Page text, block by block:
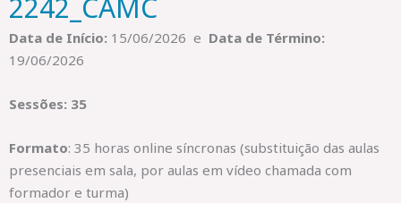
2242_CAMC
Data de Início: 15/06/2026 e Data de Término:
19/06/2026
Sessões: 35
Formato: 35 horas online síncronas (substituição das aulas
presenciais em sala, por aulas em vídeo chamada com
formador e turma)